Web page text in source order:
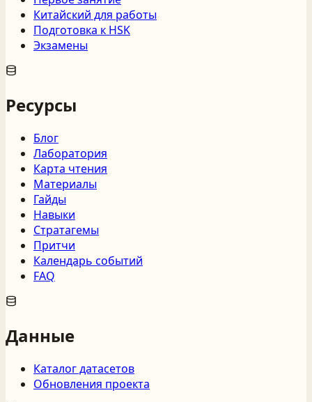
Китайский для работы
Подготовка к HSK
Экзамены
Ресурсы
Блог
Лаборатория
Карта чтения
Материалы
Гайды
Навыки
Стратагемы
Притчи
Календарь событий
FAQ
Данные
Каталог датасетов
Обновления проекта